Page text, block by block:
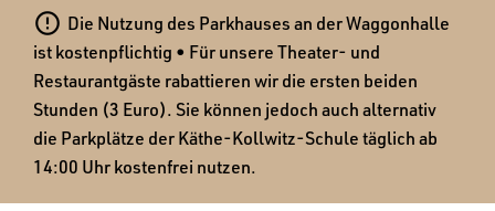
 Die Nutzung des Parkhauses an der Waggonhalle
ist kostenpflichtig • Für unsere Theater- und
Restaurantgäste rabattieren wir die ersten beiden
Stunden (3 Euro). Sie können jedoch auch alternativ
die Parkplätze der Käthe-Kollwitz-Schule täglich ab
14:00 Uhr kostenfrei nutzen.